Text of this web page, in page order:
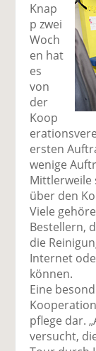
Knap
p zwei
Woch
en hat
es
von
der
Koop
ersten
wenige
Mittlerweile
über den
Viele
Bestellern,
die
Internet
können.
Eine
pflege dar.
versucht,